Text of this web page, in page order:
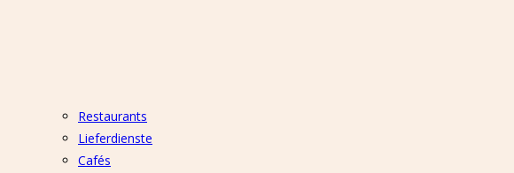
Restaurants
Lieferdienste
Cafés